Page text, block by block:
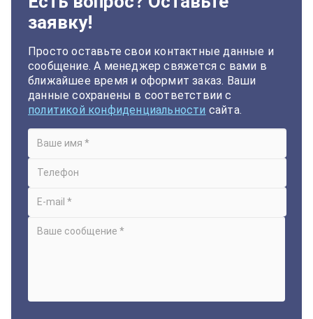
заявку!
Просто оставьте свои контактные данные и
сообщение. А менеджер свяжется с вами в
ближайшее время и оформит заказ. Ваши
данные сохранены в соответствии с
политикой конфиденциальности сайта.